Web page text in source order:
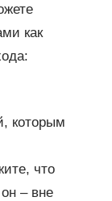
как
которым
что
– вне